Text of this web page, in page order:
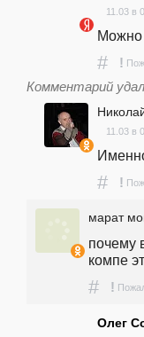
11.03 в
Можно
# !
Комментарий
11.03 в
# !
марат
почему
компе
# !
Олег